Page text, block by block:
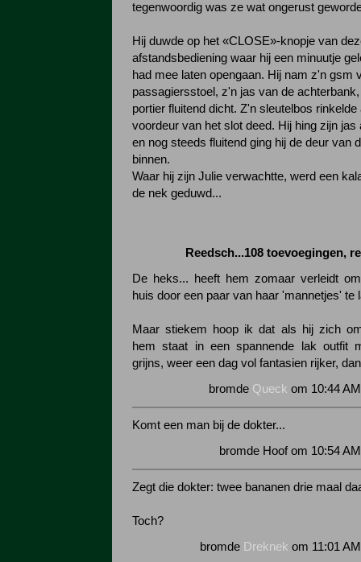
tegenwoordig was ze wat ongerust
Hij duwde op het «CLOSE»-knopje van
afstandsbediening waar hij een minuutje
had mee laten opengaan. Hij nam z'n gsm
passagiersstoel, z'n jas van de
portier fluitend dicht. Z'n sleutelbos rinkelde
voordeur van het slot deed. Hij hing zijn jas
en nog steeds fluitend ging hij de deur van
binnen.
Waar hij zijn Julie verwachtte, werd een
de nek geduwd...
Reedsch...108 toevoegingen,
De heks... heeft hem zomaar verleidt
huis door een paar van haar 'mannetjes' te
Maar stiekem hoop ik dat als hij zich
hem staat in een spannende lak outfit
grijns, weer een dag vol fantasien rijker,
bromde Queck om 10:44
Komt een man bij de dokter...
bromde Hoof om 10:54
Zegt die dokter: twee bananen drie maal
Toch?
bromde Dreknek om 11:01